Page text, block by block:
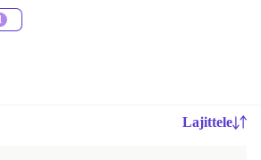
Lajittele